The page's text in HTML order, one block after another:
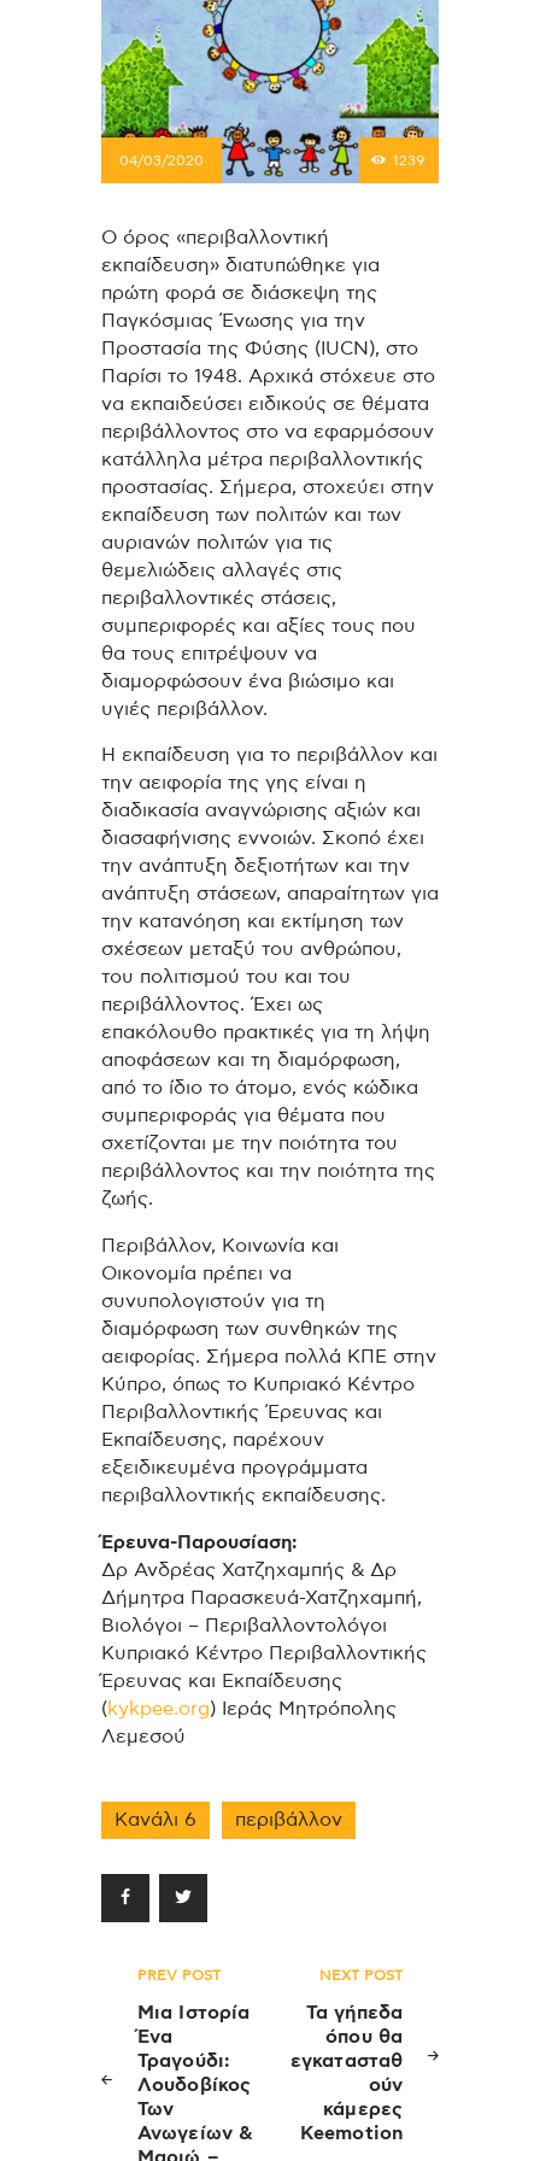
04/03/2020 1239
Ο όρος «περιβαλλοντική
εκπαίδευση» διατυπώθηκε για
πρώτη φορά σε διάσκεψη της
Παγκόσμιας Ένωσης για την
Προστασία της Φύσης (IUCN), στο
Παρίσι το 1948. Αρχικά στόχευε στο
να εκπαιδεύσει ειδικούς σε θέματα
περιβάλλοντος στο να εφαρμόσουν
κατάλληλα μέτρα περιβαλλοντικής
προστασίας. Σήμερα, στοχεύει στην
εκπαίδευση των πολιτών και των
αυριανών πολιτών για τις
θεμελιώδεις αλλαγές στις
περιβαλλοντικές στάσεις,
συμπεριφορές και αξίες τους που
θα τους επιτρέψουν να
διαμορφώσουν ένα βιώσιμο και
υγιές περιβάλλον.
Η εκπαίδευση για το περιβάλλον και
την αειφορία της γης είναι η
διαδικασία αναγνώρισης αξιών και
διασαφήνισης εννοιών. Σκοπό έχει
την ανάπτυξη δεξιοτήτων και την
ανάπτυξη στάσεων, απαραίτητων για
την κατανόηση και εκτίμηση των
σχέσεων μεταξύ του ανθρώπου,
του πολιτισμού του και του
περιβάλλοντος. Έχει ως
επακόλουθο πρακτικές για τη λήψη
αποφάσεων και τη διαμόρφωση,
από το ίδιο το άτομο, ενός κώδικα
συμπεριφοράς για θέματα που
σχετίζονται με την ποιότητα του
περιβάλλοντος και την ποιότητα της
ζωής.
Περιβάλλον, Κοινωνία και
Οικονομία πρέπει να
συνυπολογιστούν για τη
διαμόρφωση των συνθηκών της
αειφορίας. Σήμερα πολλά ΚΠΕ στην
Κύπρο, όπως το Κυπριακό Κέντρο
Περιβαλλοντικής Έρευνας και
Εκπαίδευσης, παρέχουν
εξειδικευμένα προγράμματα
περιβαλλοντικής εκπαίδευσης.
Έρευνα-Παρουσίαση:
Δρ Ανδρέας Χατζηχαμπής & Δρ
Δήμητρα Παρασκευά-Χατζηχαμπή,
Βιολόγοι – Περιβαλλοντολόγοι
Κυπριακό Κέντρο Περιβαλλοντικής
Έρευνας και Εκπαίδευσης
(kykpee.org)
Ιεράς Μητρόπολης
Λεμεσού
Κανάλι 6 περιβάλλον
Πλοήγηση
άρθρων
PREV POST
Μια Ιστορία
Ένα
Τραγούδι:
Λουδοβίκος
Των
Ανωγείων &
NEXT POST
Τα γήπεδα
όπου θα
εγκατασταθ
ούν
κάμερες
Keemotion